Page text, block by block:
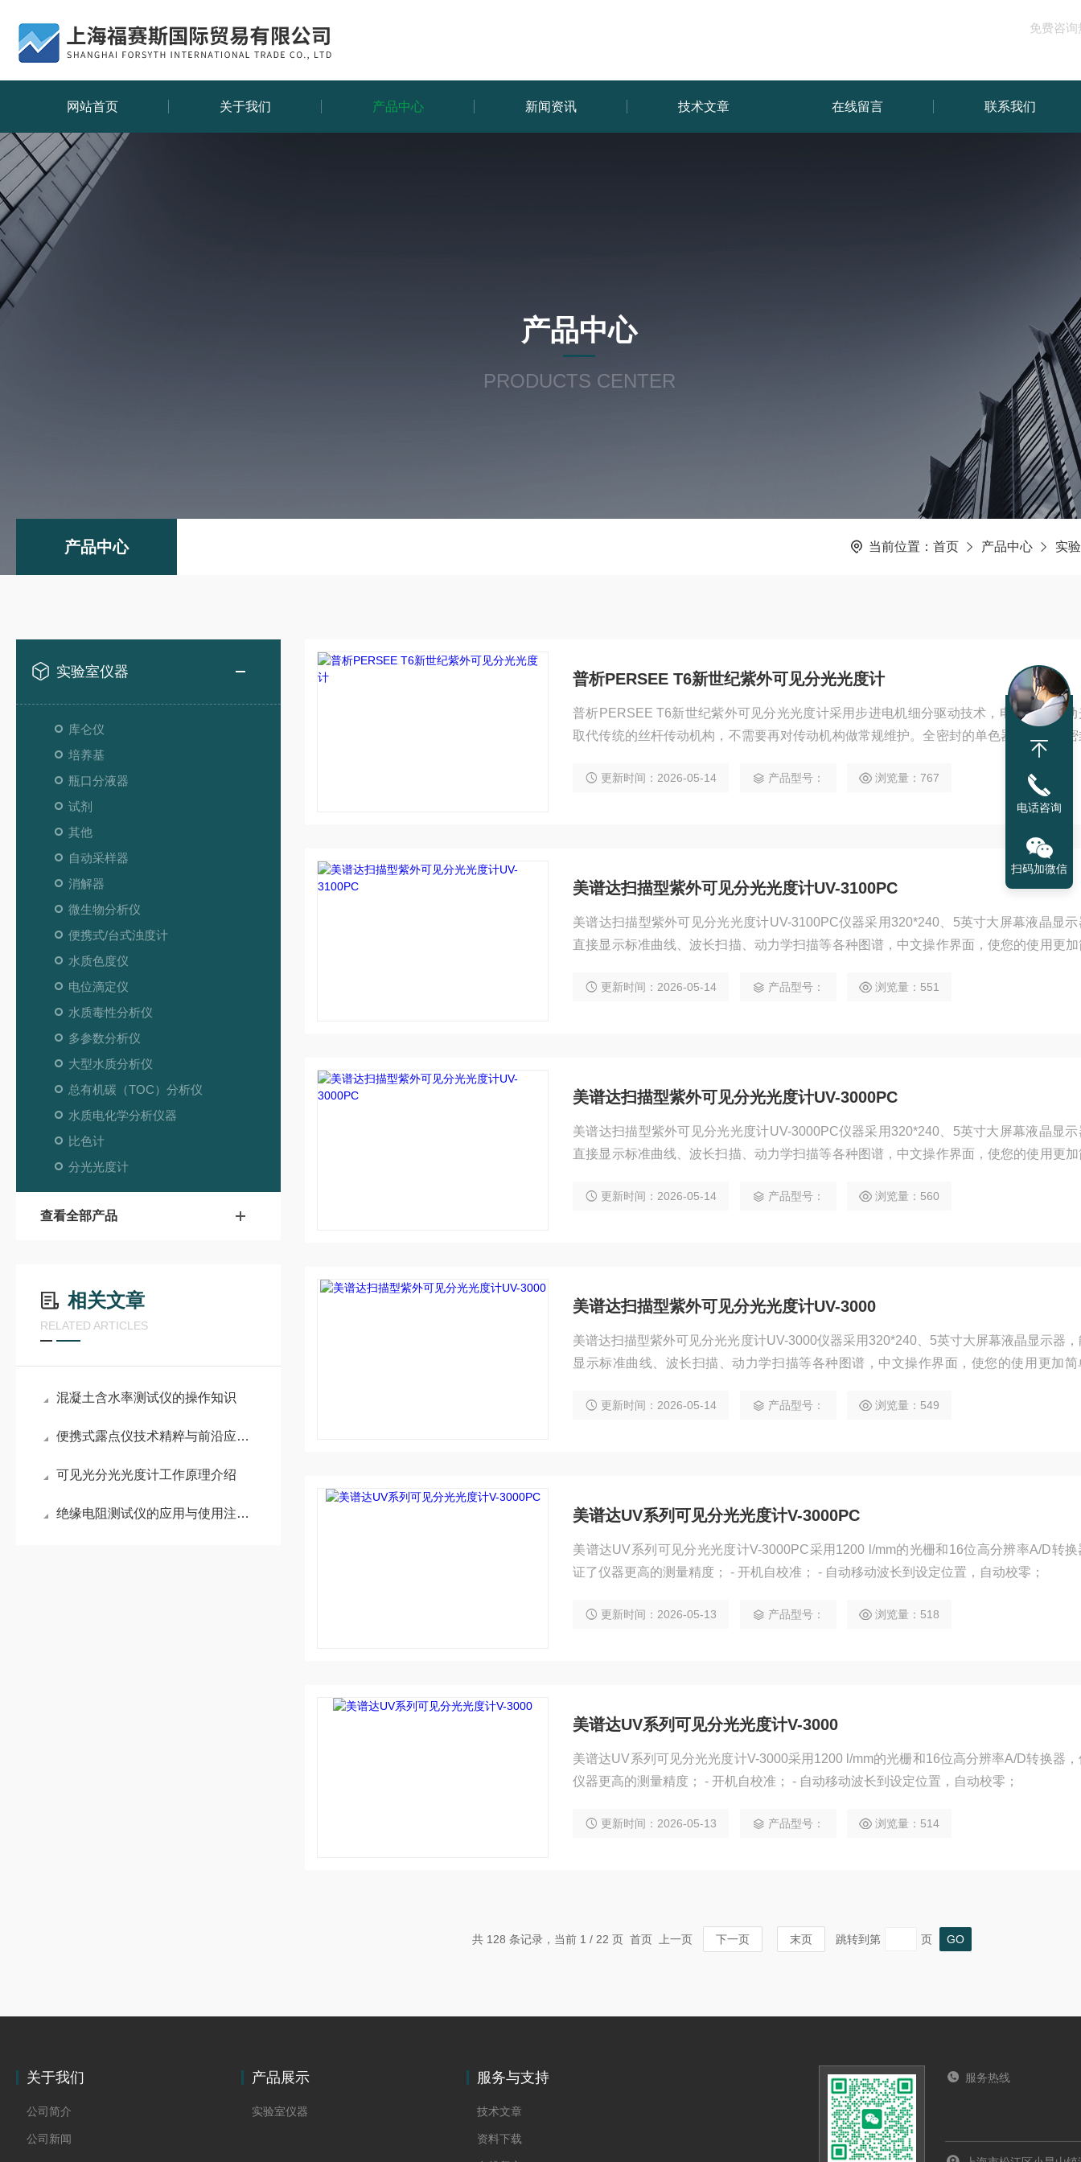
免费咨询
网站首页 关于我们 产品中心 新闻资讯 技术文章 在线留言 联系我们
产品中心
PRODUCTS CENTER
产品中心 当前位置： 首页 产品中心 实
实验室仪器
库仑仪
培养基
瓶口分液器
试剂
其他
自动采样器
消解器
微生物分析仪
便携式/台式浊度计
水质色度仪
电位滴定仪
水质毒性分析仪
多参数分析仪
大型水质分析仪
总有机碳（TOC）分析仪
水质电化学分析仪器
比色计
分光光度计
查看全部产品
相关文章
RELATED ARTICLES
混凝土含水率测试仪的操作知识
便携式露点仪技术精粹与前沿应用透视
可见光分光光度计工作原理介绍
绝缘电阻测试仪的应用与使用注意事项
普析PERSEE T6新世纪紫外可见分光光度计
普析PERSEE T6新世纪紫外可见分光光度计采用步进电机细分驱动技术，电机直接驱动
取代传统的丝杆传动机构，不需要再对传动机构做常规维护。全密封的单色器结构，全
及所有光学镜面表面均涂有Si02保护膜，双重保护仪器的光学元器件不受气体和环境的
源，钨灯、氚灯，确保光源的长期稳定可靠。
更新时间：2026-05-14 产品型号： 浏览量：767
美谱达扫描型紫外可见分光光度计UV-3100PC
美谱达扫描型紫外可见分光光度计UV-3100PC仪器采用320*240、5英寸大屏幕液晶显
直接显示标准曲线、波长扫描、动力学扫描等各种图谱，中文操作界面，使您的使用更
更新时间：2026-05-14 产品型号： 浏览量：551
美谱达扫描型紫外可见分光光度计UV-3000PC
美谱达扫描型紫外可见分光光度计UV-3000PC仪器采用320*240、5英寸大屏幕液晶显
直接显示标准曲线、波长扫描、动力学扫描等各种图谱，中文操作界面，使您的使用更
更新时间：2026-05-14 产品型号： 浏览量：560
美谱达扫描型紫外可见分光光度计UV-3000
美谱达扫描型紫外可见分光光度计UV-3000仪器采用320*240、5英寸大屏幕液晶显示器
显示标准曲线、波长扫描、动力学扫描等各种图谱，中文操作界面，使您的使用更加简
更新时间：2026-05-14 产品型号： 浏览量：549
美谱达UV系列可见分光光度计V-3000PC
美谱达UV系列可见分光光度计V-3000PC采用1200 l/mm的光栅和16位高分辨率A/D转换
证了仪器更高的测量精度； - 开机自校准； - 自动移动波长到设定位置，自动校零；
更新时间：2026-05-13 产品型号： 浏览量：518
美谱达UV系列可见分光光度计V-3000
美谱达UV系列可见分光光度计V-3000采用1200 l/mm的光栅和16位高分辨率A/D转换器
仪器更高的测量精度； - 开机自校准； - 自动移动波长到设定位置，自动校零；
更新时间：2026-05-13 产品型号： 浏览量：514
共 128 条记录，当前 1 / 22 页 首页 上一页 下一页 末页 跳转到第 页
关于我们
公司简介
公司新闻
产品展示
实验室仪器
服务与支持
技术文章
资料下载
服务热线
电话咨询
扫码加微信